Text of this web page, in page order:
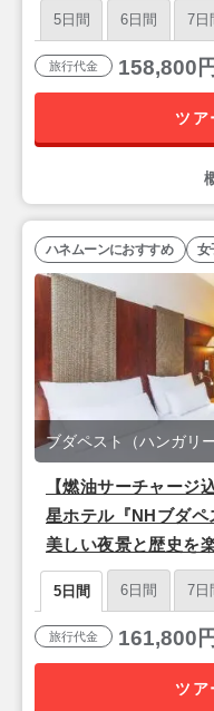
5日間 6日間 7日
旅行代金 158,800
ツア
【燃油サーチャージ
星ホテル『NHブダ
美しい夜景と歴史を
【成田発/カタール航
ブダペスト（ハンガリ
ハネムーンにおすすめ 女
5日間 6日間 7日
旅行代金 161,800
ツア